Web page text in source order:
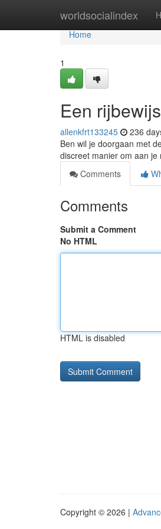
worldsocialindex
Home
Home
1
Een
allenkfrt133245 236
Ben wil je doorgaan met
discreet manier om aan je
Comments
Comments
Submit a Comment
No HTML
HTML is disabled
Copyright © 2026 |